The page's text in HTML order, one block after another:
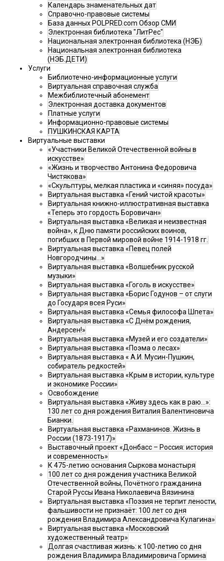
Календарь знаменательных дат
Справочно-правовые системы
База данных POLPRED.com Обзор СМИ
Электронная библиотека "ЛитРес"
Национальная электронная библиотека (НЭБ)
Национальная электронная библиотека
(НЭБ.ДЕТИ)
Услуги
Библиотечно-информационные услуги
Виртуальная справочная служба
Межбиблиотечный абонемент
Электронная доставка документов
Платные услуги
Информационно-правовые системы
ПУШКИНСКАЯ КАРТА
Виртуальные выставки
«Участники Великой Отечественной войны в
искусстве»
«Жизнь и творчество Антонина Федоровича
Чистякова»
«Скульптуры, мелкая пластика и «синяя» посуда»
Виртуальная выставка «Гений чистой красоты»
Виртуальная книжно-иллюстративная выставка
«Теперь это гордость Боровичан»
Виртуальная выставка «Великая и неизвестная
война», к Дню памяти российских воинов,
погибших в Первой мировой войне 1914-1918 гг.
Виртуальная выставка «Певец полей
Новгородчины…»
Виртуальная выставка «Волшебник русской
музыки»
Виртуальная выставка «Гоголь в искусстве»
Виртуальная выставка «Борис Годунов – от слуги
до Государя всея Руси»
Виртуальная выставка «Семья философа Шпета»
Виртуальная выставка «С Днём рождения,
Андерсен!»
Виртуальная выставка «Музей и его создатели»
Виртуальная выставка «Поэма о лесах»
Виртуальная выставка « А.И. Мусин-Пушкин,
собиратель редкостей»
Виртуальная выставка «Крым в истории, культуре
и экономике России»
Освобождение
Виртуальная выставка «Живу здесь как в раю…»:
130 лет со дня рождения Виталия Валентиновича
Бианки.
Виртуальная выставка «Рахманинов. Жизнь в
России (1873-1917)»
Выставочный проект «Донбасс – Россия: история
и современность»
К 475-летию основания Сыркова монастыря
100 лет со дня рождения участника Великой
Отечественной войны, Почётного гражданина
Старой Руссы Ивана Николаевича Вязинина
Виртуальная выставка «Поэзия не терпит лености,
фальшивости не признаёт: 100 лет со дня
рождения Владимира Александровича Кулагина»
Виртуальная выставка «Московский
художественный театр»
Долгая счастливая жизнь: к 100-летию со дня
рождения Владимира Владимировича Гормина